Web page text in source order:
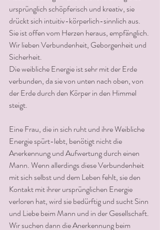
ursprünglich schöpferisch und kreativ, sie
drückt sich intuitiv-körperlich-sinnlich aus.
Sie ist offen vom Herzen heraus, empfänglich.
Wir lieben Verbundenheit, Geborgenheit und
Sicherheit.
Die weibliche Energie ist sehr mit der Erde
verbunden, da sie von unten nach oben, von
der Erde durch den Körper in den Himmel
steigt.
Eine Frau, die in sich ruht und ihre Weibliche
Energie spürt-lebt, benötigt nicht die
Anerkennung und Aufwertung durch einen
Mann. Wenn allerdings diese Verbundenheit
mit sich selbst und dem Leben fehlt, sie den
Kontakt mit ihrer ursprünglichen Energie
verloren hat, wird sie bedürftig und sucht Sinn
und Liebe beim Mann und in der Gesellschaft.
Wir suchen dann die Anerkennung beim